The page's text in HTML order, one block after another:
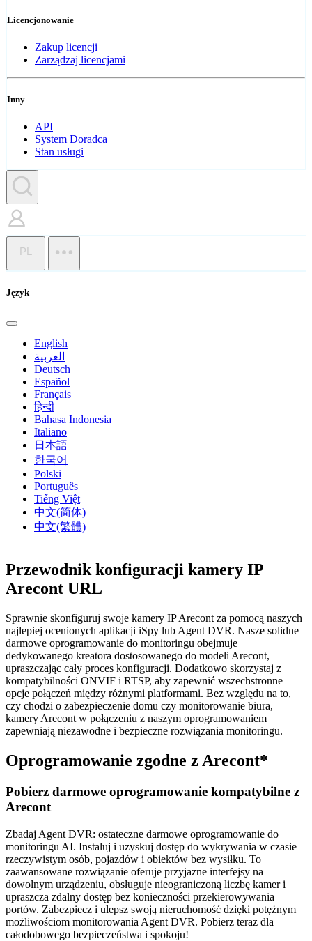
Licencjonowanie
Zakup licencji
Zarządzaj licencjami
Inny
API
System Doradca
Stan usługi
PL
Język
English
العربية
Deutsch
Español
Français
हिन्दी
Bahasa Indonesia
Italiano
日本語
한국어
Polski
Português
Tiếng Việt
中文(简体)
中文(繁體)
Przewodnik konfiguracji kamery IP
Arecont URL
Sprawnie skonfiguruj swoje kamery IP Arecont za pomocą naszych
najlepiej ocenionych aplikacji iSpy lub Agent DVR. Nasze solidne
darmowe oprogramowanie do monitoringu obejmuje
dedykowanego kreatora dostosowanego do modeli Arecont,
upraszczając cały proces konfiguracji. Dodatkowo skorzystaj z
kompatybilności ONVIF i RTSP, aby zapewnić wszechstronne
opcje połączeń między różnymi platformami. Bez względu na to,
czy chodzi o zabezpieczenie domu czy monitorowanie biura,
kamery Arecont w połączeniu z naszym oprogramowaniem
zapewniają niezawodne i bezpieczne rozwiązania monitoringu.
Oprogramowanie zgodne z Arecont*
Pobierz darmowe oprogramowanie kompatybilne z
Arecont
Zbadaj Agent DVR: ostateczne darmowe oprogramowanie do
monitoringu AI. Instaluj i uzyskuj dostęp do wykrywania w czasie
rzeczywistym osób, pojazdów i obiektów bez wysiłku. To
zaawansowane rozwiązanie oferuje przyjazne interfejsy na
dowolnym urządzeniu, obsługuje nieograniczoną liczbę kamer i
upraszcza zdalny dostęp bez konieczności przekierowywania
portów. Zabezpiecz i ulepsz swoją nieruchomość dzięki potężnym
możliwościom monitorowania Agent DVR. Pobierz teraz dla
całodobowego bezpieczeństwa i spokoju!